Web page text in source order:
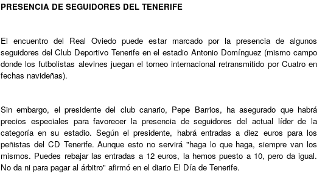
PRESENCIA DE SEGUIDORES DEL TENERIFE
El encuentro del Real Oviedo puede estar marcado por la presencia de algunos
seguidores del Club Deportivo Tenerife en el estadio Antonio Domínguez (mismo campo
donde los futbolistas alevines juegan el torneo internacional retransmitido por Cuatro en
fechas navideñas).
Sin embargo, el presidente del club canario, Pepe Barrios, ha asegurado que habrá
precios especiales para favorecer la presencia de seguidores del actual líder de la
categoría en su estadio. Según el presidente, habrá entradas a diez euros para los
peñistas del CD Tenerife. Aunque esto no servirá "haga lo que haga, siempre van los
mismos. Puedes rebajar las entradas a 12 euros, la hemos puesto a 10, pero da igual.
No da ni para pagar al árbitro" afirmó en el diario El Día de Tenerife.